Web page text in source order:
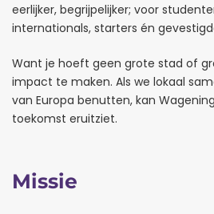
eerlijker, begrijpelijker; voor
internationals, starters én
Want je hoeft geen grote stad of
impact te maken. Als we lokaal
van Europa benutten, kan
toekomst eruitziet.
Missie